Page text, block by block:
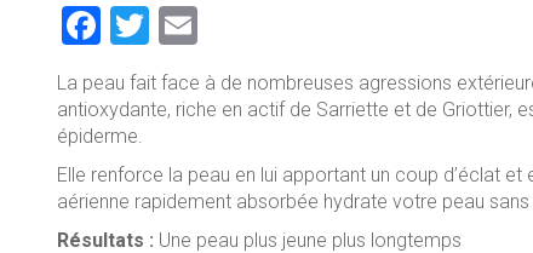
F
ce
b
o
ok
T
wi
tt
m
ai
La peau fait face à de nombreuses agressions
antioxydante, riche en actif de Sarriette et de Griottier,
épiderme.
Elle renforce la peau en lui apportant un coup d’éclat
aérienne rapidement absorbée hydrate votre peau
Résultats : Une peau plus jeune plus longtemps